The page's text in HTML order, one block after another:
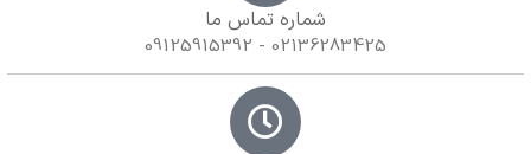
شماره تماس ما
02136283425 - 09125915392